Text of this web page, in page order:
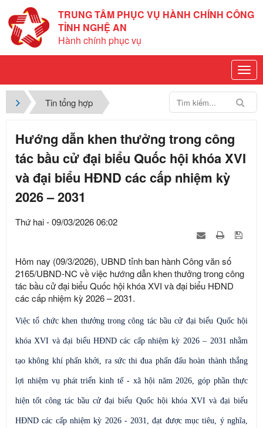
TRUNG TÂM PHỤC VỤ HÀNH CHÍNH CÔNG
TỈNH NGHỆ AN
Hành chính phục vụ
Tin tổng hợp
Hướng dẫn khen thưởng trong công
tác bầu cử đại biểu Quốc hội khóa XVI
và đại biểu HĐND các cấp nhiệm kỳ
2026 – 2031
Thứ hai - 09/03/2026 06:02
Hôm nay (09/3/2026), UBND tỉnh ban hành Công văn số
2165/UBND-NC về việc hướng dẫn khen thưởng trong công
tác bầu cử đại biểu Quốc hội khóa XVI và đại biểu HĐND
các cấp nhiệm kỳ 2026 – 2031.
Việc tổ chứckhen thưởng trong công tác bầu cử đại biểu Quốc hội
khóa XVI và đại biểu HĐND các cấp nhiệm kỳ 2026 – 2031 nhằm
tạo không khí phấn khởi, ra sức thi đua phấn đấu hoàn thành thắng
lợi nhiệm vụ phát triển kinh tế - xã hội năm 2026, góp phần thực
hiện tốt công tác bầu cử đại biểu Quốc hội khóa XVI và đại biểu
HĐND các cấp nhiệm kỳ 2026 - 2031, đạt được mục tiêu, ý nghĩa,